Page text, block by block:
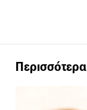
Περισσότερα